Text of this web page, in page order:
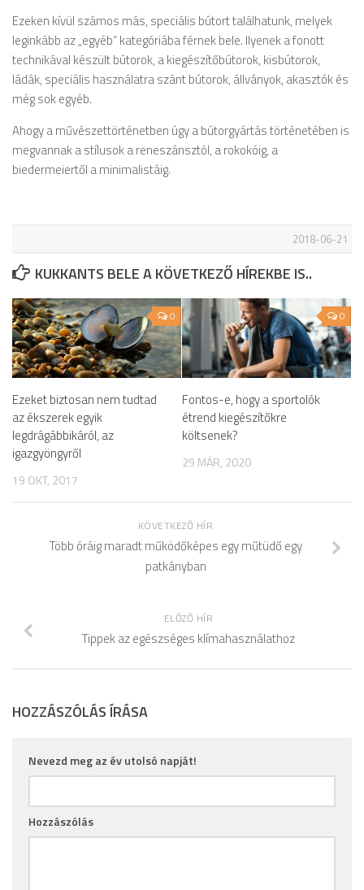
Ezeken kívül számos más, speciális bútort találhatunk, melyek
leginkább az „egyéb” kategóriába férnek bele. Ilyenek a fonott
technikával készült bútorok, a kiegészítőbútorok, kisbútorok,
ládák, speciális használatra szánt bútorok, állványok, akasztók és
még sok egyéb.
Ahogy a művészettörténetben úgy a bútorgyártás történetében is
megvannak a stílusok a reneszánsztól, a rokokóig, a
biedermeiertől a minimalistáig.
2018-06-21
KUKKANTS BELE A KÖVETKEZŐ HÍREKBE IS..
0
Ezeket biztosan nem tudtad
az ékszerek egyik
legdrágábbikáról, az
igazgyöngyről
19 OKT, 2017
0
Fontos-e, hogy a sportolók
étrend kiegészítőkre
költsenek?
29 MÁR, 2020
KÖVETKEZŐ HÍR
Több óráig maradt működőképes egy műtüdő egy
patkányban
ELŐZŐ HÍR
Tippek az egészséges klímahasználathoz
HOZZÁSZÓLÁS ÍRÁSA
Nevezd meg az év utolsó napját!
Hozzászólás